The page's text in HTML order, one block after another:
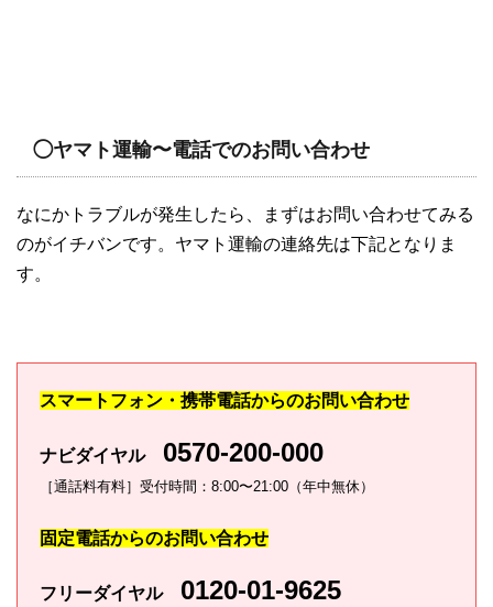
◯ヤマト運輸〜電話でのお問い合わせ
なにかトラブルが発生したら、まずはお問い合わせてみる
のがイチバンです。ヤマト運輸の連絡先は下記となりま
す。
スマートフォン・携帯電話からのお問い合わせ
ナビダイヤル 0570-200-000
［通話料有料］受付時間：8:00〜21:00（年中無休）
固定電話からのお問い合わせ
フリーダイヤル 0120-01-9625